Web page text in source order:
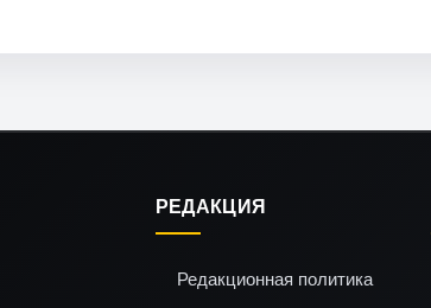
РЕДАКЦИЯ
Редакционная политика